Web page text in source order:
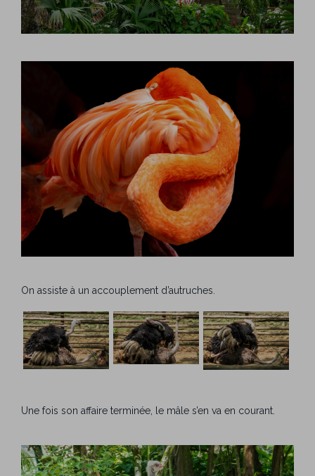
On assiste à un accouplement d’autruches.
Une fois son affaire terminée, le mâle s’en va en courant.